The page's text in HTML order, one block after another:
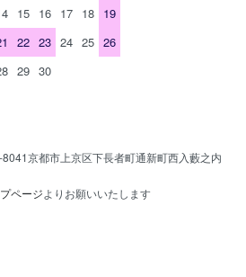
15 16 17 18 19
22 23 24 25 26
29 30
京都市上京区下長者町通新町西入藪之内
ページよりお願いいたします